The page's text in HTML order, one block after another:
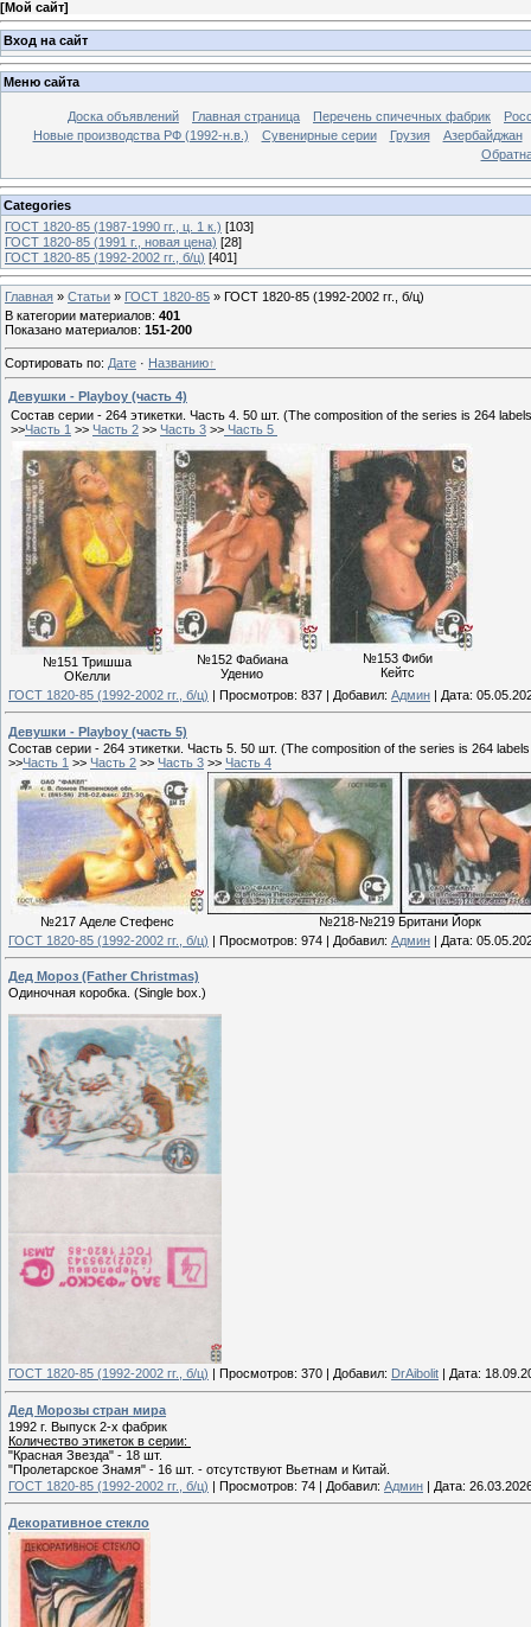
[Мой сайт]
Вход на сайт
Меню сайта
Доска объявлений Главная страница Перечень спичечных фабрик
Новые производства РФ (1992-н.в.)
Сувенирные серии Грузия
Азербайджан
Categories
ГОСТ 1820-85 (1987-1990 гг., ц. 1 к.) [103]
ГОСТ 1820-85 (1991 г., новая цена) [28]
ГОСТ 1820-85 (1992-2002 гг., б/ц) [401]
Главная » Статьи » ГОСТ 1820-85 » ГОСТ 1820-85 (1992-2002 гг., б/ц)
В категории материалов: 401
Показано материалов: 151-200
Сортировать по: Дате · Названию
Девушки - Playboy (часть 4)
Состав серии - 264 этикетки. Часть 4. 50 шт. (The composition of the series is 264
>>Часть 1 >> Часть 2 >> Часть 3 >> Часть 5
№151 Тришша
ОКелли
№152 Фабиана
Уденио
№153 Фиби
Кейтс
ГОСТ 1820-85 (1992-2002 гг., б/ц) | Просмотров: 837 | Добавил: Админ | Дата:
Девушки - Playboy (часть 5)
Состав серии - 264 этикетки. Часть 5. 50 шт. (The composition of the series is 264
>>Часть 1 >> Часть 2 >> Часть 3 >> Часть 4
№217 Аделе Стефенс
№218-№219 Британи Йорк
ГОСТ 1820-85 (1992-2002 гг., б/ц) | Просмотров: 974 | Добавил: Админ | Дата:
Дед Мороз (Father Christmas)
Одиночная коробка. (Single box.)
ГОСТ 1820-85 (1992-2002 гг., б/ц) Просмотров: 370 Добавил: DrAibolit Дата:
Дед Морозы стран мира
1992 г. Выпуск 2-х фабрик
Количество этикеток в серии:
"Красная Звезда" - 18 шт.
"Пролетарское Знамя" - 16 шт. - отсутствуют Вьетнам и Китай.
ГОСТ 1820-85 (1992-2002 гг., б/ц) | Просмотров: 74 | Добавил: Админ | Дата:
Декоративное стекло